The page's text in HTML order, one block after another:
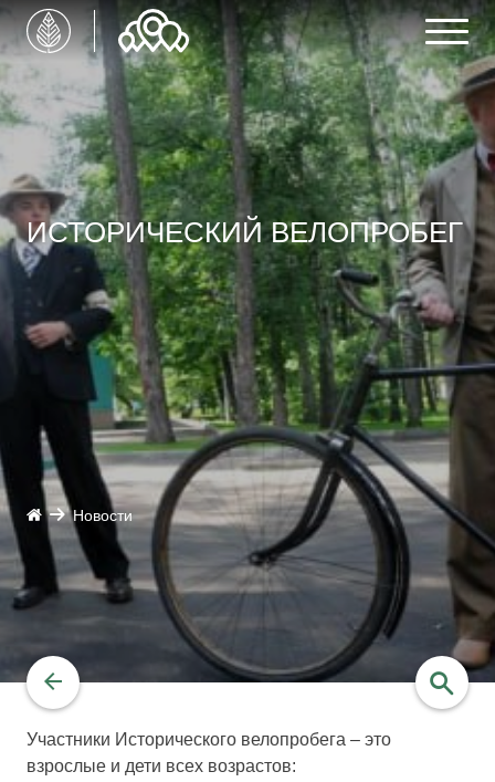
ИСТОРИЧЕСКИЙ ВЕЛОПРОБЕГ
Новости
Участники Исторического велопробега – это
взрослые и дети всех возрастов: